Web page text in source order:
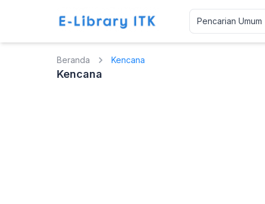
Beranda Kencana
Kencana